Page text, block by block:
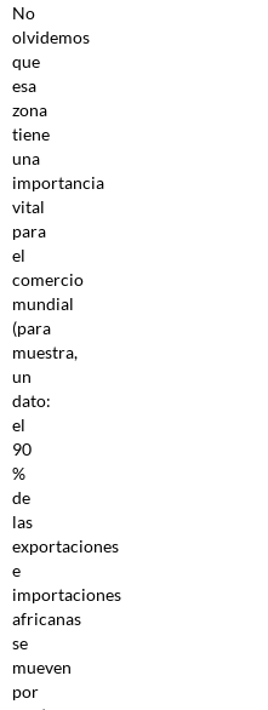
No
olvidemos
que
esa
zona
tiene
una
importancia
vital
para
el
comercio
mundial
(para
muestra,
un
dato:
el
90
%
de
las
exportaciones
e
importaciones
africanas
se
mueven
por